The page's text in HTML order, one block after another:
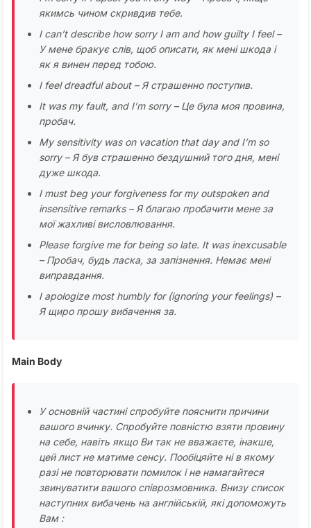
якимсь чином скривдив тебе.
I can’t describe how sorry I am and how guilty I feel –
У мене бракує слів, щоб описати, як мені шкода і
як я винен перед тобою.
I feel dreadful about – Я страшенно поступив.
It was my fault, and I’m sorry – Це була моя провина,
пробач.
My sensitivity was on vacation that day and I’m so
sorry – Я був страшенно бездушний того дня, мені
дуже шкода.
I must beg your forgiveness for my outspoken and
insensitive remarks – Я благаю пробачити мене за
мої жахливі висловлювання.
Please forgive me for being so late. It was inexcusable
– Пробач, будь ласка, за запізнення. Немає мені
виправдання.
I apologize most humbly for (ignoring your feelings) –
Я щиро прошу вибачення за.
Main Body
У основній частині спробуйте пояснити причини
вашого вчинку. Спробуйте повністю взяти провину
на себе, навіть якщо Ви так не вважаєте, інакше,
цей лист не матиме сенсу. Пообіцяйте ні в якому
разі не повторювати помилок і не намагайтеся
звинуватити вашого співрозмовника. Внизу список
наступних вибачень на англійській, які допоможуть
Вам :